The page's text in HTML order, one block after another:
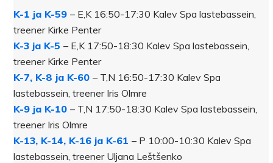
K-1 ja K-59– E,K 16:50-17:30 Kalev Spa lastebassein,
treener Kirke Penter
K-3 ja K-5– E,K 17:50-18:30 Kalev Spa lastebassein,
treener Kirke Penter
K-7, K-8 ja K-60– T,N 16:50-17:30 Kalev Spa
lastebassein, treener Iris Olmre
K-9 ja K-10– T,N 17:50-18:30 Kalev Spa lastebassein,
treener Iris Olmre
K-13, K-14, K-16 ja K-61– P 10:00-10:30 Kalev Spa
lastebassein, treener Uljana Leštšenko